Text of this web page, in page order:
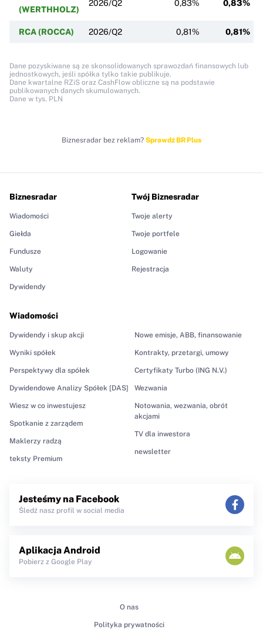
(WERTHHOLZ)
2026/Q2 0,83% 0,83%
RCA (ROCCA) 2026/Q2 0,81% 0,81%
Dane pozyskiwane są ze skonsolidowanych sprawozdań finansowych lub
jednostkowych, jeśli spółka tylko takie publikuje.
Dane kwartalne RZiS oraz CashFlow obliczne są na podstawie
publikowanych danych skumulowanych.
Dane w tys. PLN
Biznesradar bez reklam? Sprawdź BR Plus
Biznesradar
Wiadomości
Giełda
Fundusze
Waluty
Dywidendy
Wiadomości
Dywidendy i skup akcji
Wyniki spółek
Perspektywy dla spółek
Dywidendowe Analizy Spółek [DAS]
Wiesz w co inwestujesz
Spotkanie z zarządem
Maklerzy radzą
teksty Premium
Nowe emisje, ABB, finansowanie
Kontrakty, przetargi, umowy
Certyfikaty Turbo (ING N.V.)
Wezwania
Notowania, wezwania, obrót
akcjami
TV dla inwestora
newsletter
Twój Biznesradar
Twoje alerty
Twoje portfele
Logowanie
Rejestracja
Jesteśmy na Facebook
Śledź nasz profil w social media
Aplikacja Android
Pobierz z Google Play
O nas
Polityka prywatności